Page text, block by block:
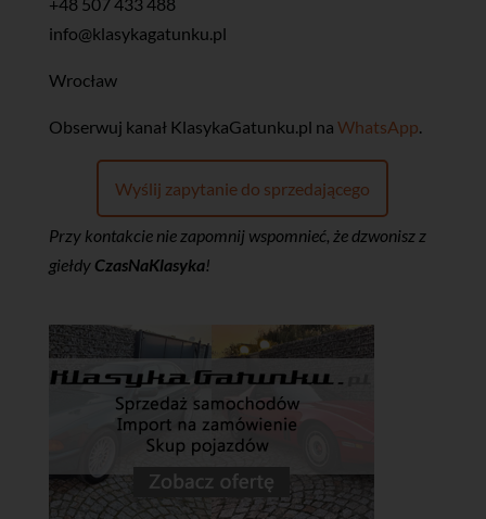
info@klasykagatunku.pl
Wrocław
‎Obserwuj kanał KlasykaGatunku.pl na WhatsApp
Wyślij zapytanie do sprzedającego
Przy kontakcie nie zapomnij wspomnieć, że dzwonisz z
giełdy CzasNaKlasyka!